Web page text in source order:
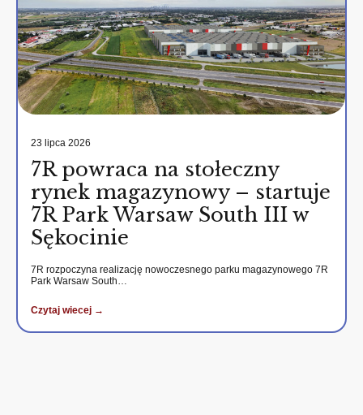
23 lipca 2026
7R powraca na stołeczny
rynek magazynowy – startuje
7R Park Warsaw South III w
Sękocinie
7R rozpoczyna realizację nowoczesnego parku magazynowego 7R
Park Warsaw South…
Czytaj wiecej →